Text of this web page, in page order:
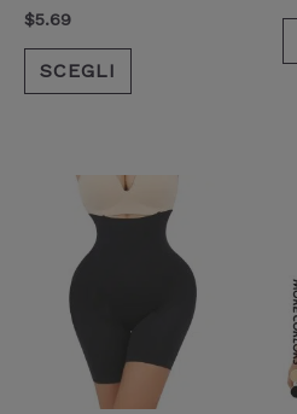
$5.69
SCEGLI
Questo
prodotto
varianti.
Le
opzioni
possono